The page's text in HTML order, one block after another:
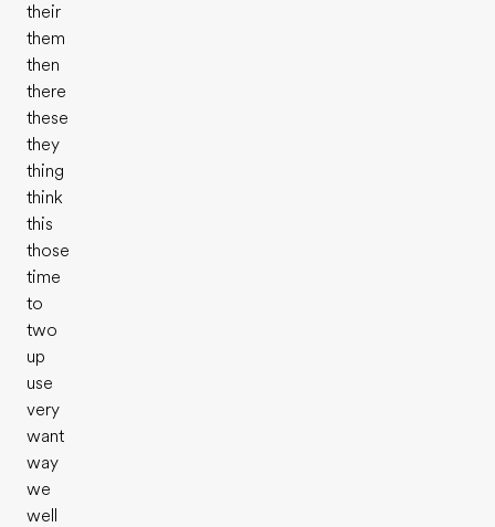
their
them
then
there
these
they
thing
think
this
those
time
to
two
up
use
very
want
way
we
well